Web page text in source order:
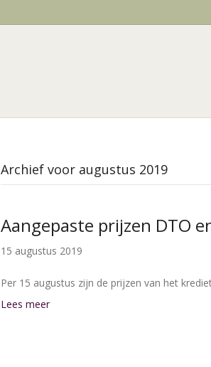
Archief voor augustus 2019
Aangepaste prijzen DTO
15 augustus 2019
Per 15 augustus zijn de prijzen van het
Lees meer